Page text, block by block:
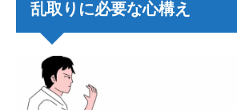
乱取りに必要な心構え